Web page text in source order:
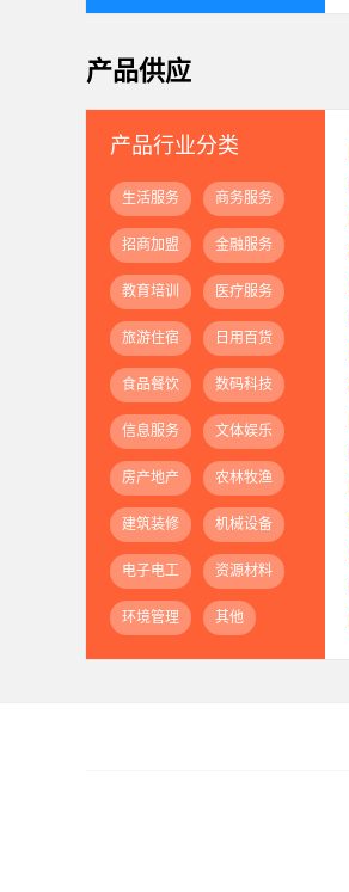
产品供应
产品行业分类
生活服务 商务服务
招商加盟 金融服务
教育培训 医疗服务
旅游住宿 日用百货
食品餐饮 数码科技
信息服务 文体娱乐
房产地产 农林牧渔
建筑装修 机械设备
电子电工 资源材料
环境管理 其他